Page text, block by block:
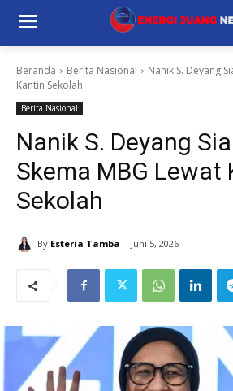
Beranda Berita Nasional
Nanik S. Deyang
Kantin Sekolah
Berita Nasional
Nanik S. Deyang
Skema MBG Lewat
Sekolah
By Esteria Tamba Juni 5, 2026